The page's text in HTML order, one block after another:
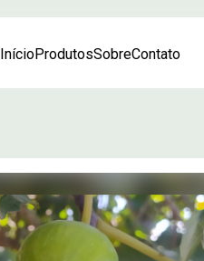
InícioProdutosSobreContato